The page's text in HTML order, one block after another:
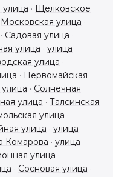
улица · Щёлковское
Московская улица ·
· Садовая улица ·
улица · улица
улица ·
· Первомайская
· Солнечная
улица · Талсинская
улица ·
улица · улица
Комарова · улица
улица ·
· Сосновая улица ·